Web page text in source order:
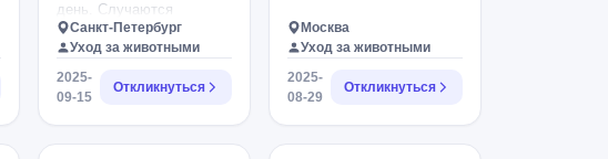
день. Случаются
приступы раз в несколько
дней на протядении
полугода. На время не
реагирует ни на что,
язык высунут, слизкие
слюни. При приступах
Санкт-Петербург
Уход за животными
2025-
09-15
Откликнуться
Москва
Уход за животными
2025-
08-29
Откликнуться